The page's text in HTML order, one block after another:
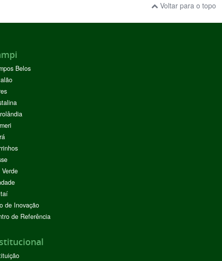
Voltar para o topo
Belos
de Inovação
de Referência